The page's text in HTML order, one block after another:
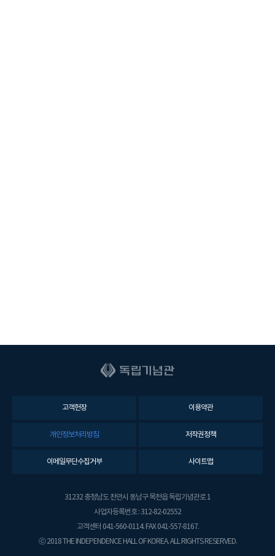
고객헌장 이용약관
개인정보처리방침 저작권정책
이메일무단수집거부 사이트맵
31232 충청남도 천안시 동남구 목천읍 독립기념관로 1
사업자등록번호 : 312-82-02552
고객센터 041-560-0114. FAX 041-557-8167.
ⓒ 2018 THE INDEPENDENCE HALL OF KOREA. ALL RIGHTS RESERVED.